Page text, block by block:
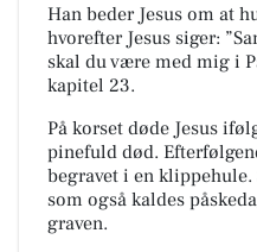
Han beder Jesus om at
hvorefter Jesus siger:
skal du være med mig i
kapitel 23.
På korset døde Jesus
pinefuld død.
begravet i en
som også kaldes
graven.